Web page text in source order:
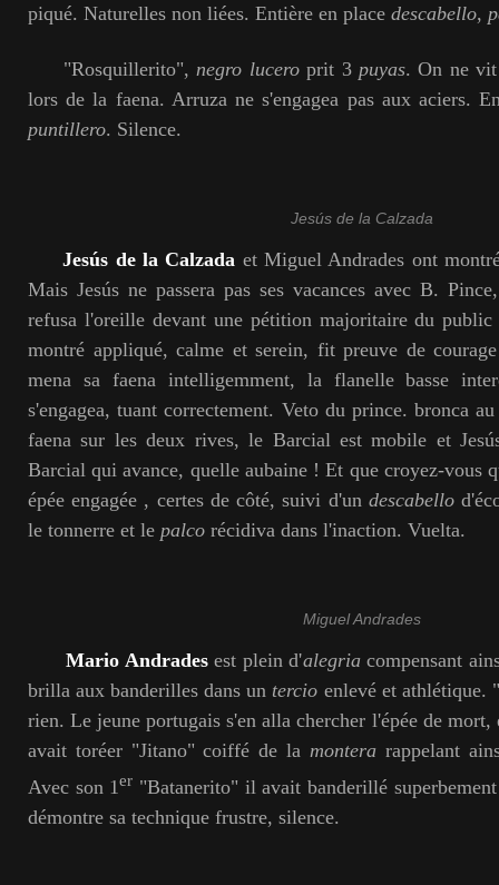
piqué. Naturelles non liées. Entière en place descabello,
"Rosquillerito", negro luceroprit 3 puyas. On ne vit
lors de la faena. Arruza ne s'engagea pas aux aciers.
puntillero. Silence.
Jesús de la Calzada
Jesús de la Calzada et Miguel Andrades ont
Mais Jesús ne passera pas ses vacances avec B.
refusa l'oreille devant une pétition majoritaire du
montré appliqué, calme et serein, fit preuve de
mena sa faena intelligemment, la flanelle basse
s'engagea, tuant correctement. Veto du prince. bronca
faena sur les deux rives, le Barcial est mobile et
Barcial qui avance, quelle aubaine ! Et que croyez-vous
épée engagée , certes de côté, suivi d'un descabello
le tonnerre et le palco récidiva dans l'inaction. Vuelta.
Miguel Andrades
Mario Andradesest plein d'alegriacompensant
brilla aux banderilles dans un tercio enlevé et athlétique.
rien. Le jeune portugais s'en alla chercher l'épée de
avait toréer "Jitano" coiffé de la monterarappelant
Avec son 1er "Batanerito" il avait banderillé
démontre sa technique frustre, silence.